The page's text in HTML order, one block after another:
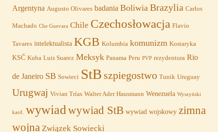
Argentyna Augusto Olivares badania Boliwia Brazylia Carlos
Machado Che Guevara Chile Czechosłowacja Flavio
Tavares intelektualista KGB Kolumbia komunizm Kostaryka
KSČ Kuba Luis Suarez Meksyk Panama Peru PVP rezydentura Rio
de Janeiro SB Sowieci StB szpiegostwo Tunik Uruguay
Urugwaj Vivian Trías Walter Ader Hausmann Wenezuela Wyszyński
kard. wywiadwywiad StB wywiad wojskowy zimna
wojna Związek Sowiecki